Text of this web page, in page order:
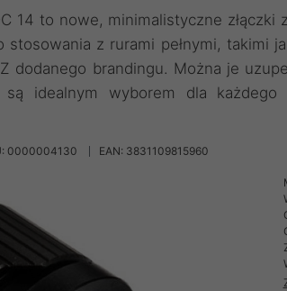
14 to nowe, minimalistyczne
z rurami pełnymi, takimi
dodanego brandingu. Można je
są idealnym wyborem dla
0000004130 EAN: 3831109815960